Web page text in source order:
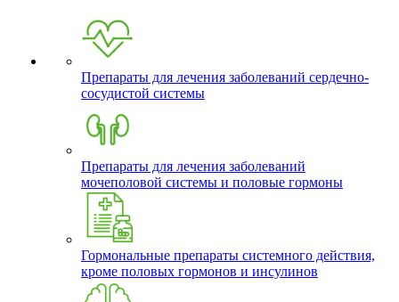
Препараты для лечения заболеваний сердечно-
сосудистой системы
Препараты для лечения заболеваний
мочеполовой системы и половые гормоны
Гормональные препараты системного действия,
кроме половых гормонов и инсулинов